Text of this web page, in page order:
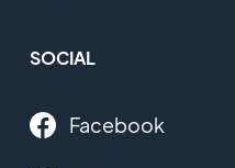
SOCIAL
Facebook